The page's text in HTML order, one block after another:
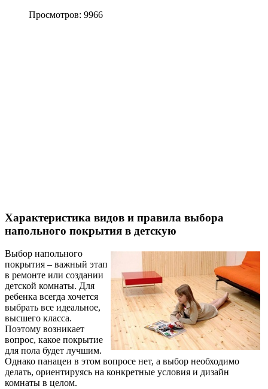
Просмотров: 9966
Характеристика видов и правила выбора
напольного покрытия в детскую
Выбор напольного
покрытия – важный этап
в ремонте или создании
детской комнаты. Для
ребенка всегда хочется
выбрать все идеальное,
высшего класса.
Поэтому возникает
вопрос, какое покрытие
для пола будет лучшим.
Однако панацеи в этом вопросе нет, а выбор необходимо
делать, ориентируясь на конкретные условия и дизайн
комнаты в целом.